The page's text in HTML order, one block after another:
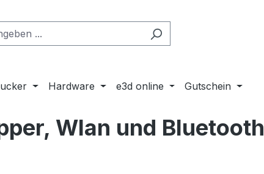
Hardware e3d online Gutschein
Wlan und Bluetooth